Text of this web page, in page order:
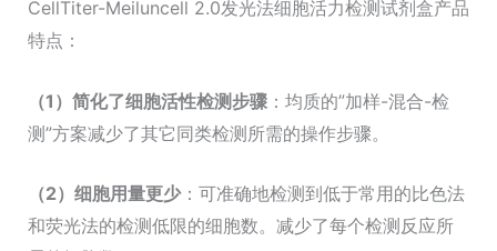
CellTiter-Meiluncell 2.0发光法细胞活力检测试剂盒产品
特点：
（1）简化了细胞活性检测步骤：均质的”加样-混合-检
测”方案减少了其它同类检测所需的操作步骤。
（2）细胞用量更少：可准确地检测到低于常用的比色法
和荧光法的检测低限的细胞数。减少了每个检测反应所